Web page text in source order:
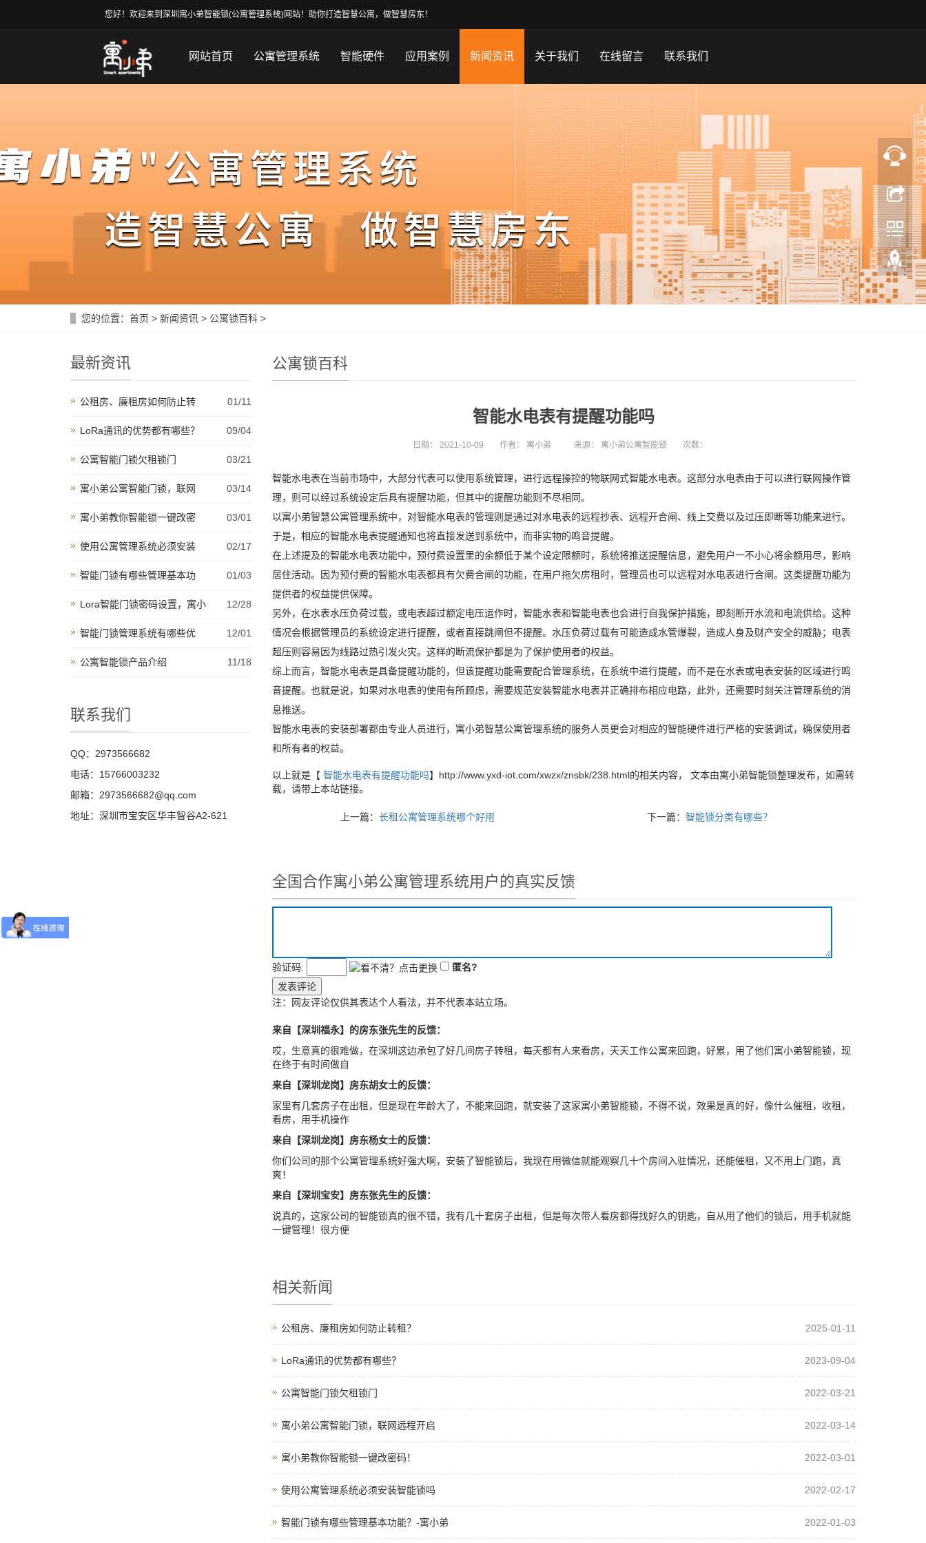
您好！欢迎来到深圳寓小弟智能锁(公寓管理系统)网站！助你打造智慧公寓，做智慧房东！
网站首页 公寓管理系统 智能硬件 应用案例 新闻资讯 关于我们 在线留言 联系我们
您的位置： 首页 > 新闻资讯 > 公寓锁百科 >
公寓锁百科
智能水电表有提醒功能吗
日期：2021-10-09 作者： 寓小弟 来源： 寓小弟公寓智能锁 次数：
智能水电表在当前市场中，大部分代表可以使用系统管理，进行远程操控的物联网式智能水电表。这部分水电表由于可以进行联网操作管
理，则可以经过系统设定后具有提醒功能，但其中的提醒功能则不尽相同。
以寓小弟智慧公寓管理系统中，对智能水电表的管理则是通过对水电表的远程抄表、远程开合闸、线上交费以及过压即断等功能来进行。
于是，相应的智能水电表提醒通知也将直接发送到系统中，而非实物的鸣音提醒。
在上述提及的智能水电表功能中，预付费设置里的余额低于某个设定限额时，系统将推送提醒信息，避免用户一不小心将余额用尽，影响
居住活动。因为预付费的智能水电表都具有欠费合闸的功能，在用户拖欠房租时，管理员也可以远程对水电表进行合闸。这类提醒功能为
提供者的权益提供保障。
另外，在水表水压负荷过载，或电表超过额定电压运作时，智能水表和智能电表也会进行自我保护措施，即刻断开水流和电流供给。这种
情况会根据管理员的系统设定进行提醒，或者直接跳闸但不提醒。水压负荷过载有可能造成水管爆裂，造成人身及财产安全的威胁；电表
超压则容易因为线路过热引发火灾。这样的断流保护都是为了保护使用者的权益。
综上而言，智能水电表是具备提醒功能的，但该提醒功能需要配合管理系统，在系统中进行提醒，而不是在水表或电表安装的区域进行鸣
音提醒。也就是说，如果对水电表的使用有所顾虑，需要规范安装智能水电表并正确排布相应电路，此外，还需要时刻关注管理系统的消
息推送。
智能水电表的安装部署都由专业人员进行，寓小弟智慧公寓管理系统的服务人员更会对相应的智能硬件进行严格的安装调试，确保使用者
和所有者的权益。
以上就是【 智能水电表有提醒功能吗】http://www.yxd-iot.com/xwzx/znsbk/238.html的相关内容， 文本由寓小弟智能锁整理发布，如需转
载，请带上本站链接。
上一篇：长租公寓管理系统哪个好用 下一篇：智能锁分类有哪些？
全国合作寓小弟公寓管理系统用户的真实反馈
验证码:
匿名?
发表评论
注：网友评论仅供其表达个人看法，并不代表本站立场。
来自【深圳福永】的房东张先生的反馈：
哎，生意真的很难做，在深圳这边承包了好几间房子转租，每天都有人来看房，天天工作公寓来回跑，好累，用了他们寓小弟智能锁，现
在终于有时间做自
来自【深圳龙岗】房东胡女士的反馈：
家里有几套房子在出租，但是现在年龄大了，不能来回跑，就安装了这家寓小弟智能锁，不得不说，效果是真的好，像什么催租，收租，
看房，用手机操作
来自【深圳龙岗】房东杨女士的反馈：
你们公司的那个公寓管理系统好强大啊，安装了智能锁后，我现在用微信就能观察几十个房间入驻情况，还能催租，又不用上门跑，真
爽！
来自【深圳宝安】房东张先生的反馈：
说真的，这家公司的智能锁真的很不错，我有几十套房子出租，但是每次带人看房都得找好久的钥匙，自从用了他们的锁后，用手机就能
一键管理！很方便
相关新闻
公租房、廉租房如何防止转租？ 2025-01-11
LoRa通讯的优势都有哪些？ 2023-09-04
公寓智能门锁欠租锁门 2022-03-21
寓小弟公寓智能门锁，联网远程开启 2022-03-14
寓小弟教你智能锁一键改密码！ 2022-03-01
使用公寓管理系统必须安装智能锁吗 2022-02-17
智能门锁有哪些管理基本功能？-寓小弟 2022-01-03
最新资讯
公租房、廉租房如何防止转 01/11
LoRa通讯的优势都有哪些？ 09/04
公寓智能门锁欠租锁门 03/21
寓小弟公寓智能门锁，联网 03/14
寓小弟教你智能锁一键改密 03/01
使用公寓管理系统必须安装 02/17
智能门锁有哪些管理基本功 01/03
Lora智能门锁密码设置，寓小 12/28
智能门锁管理系统有哪些优 12/01
公寓智能锁产品介绍 11/18
联系我们
QQ：2973566682
电话：15766003232
邮箱：2973566682@qq.com
地址：深圳市宝安区华丰智谷A2-621